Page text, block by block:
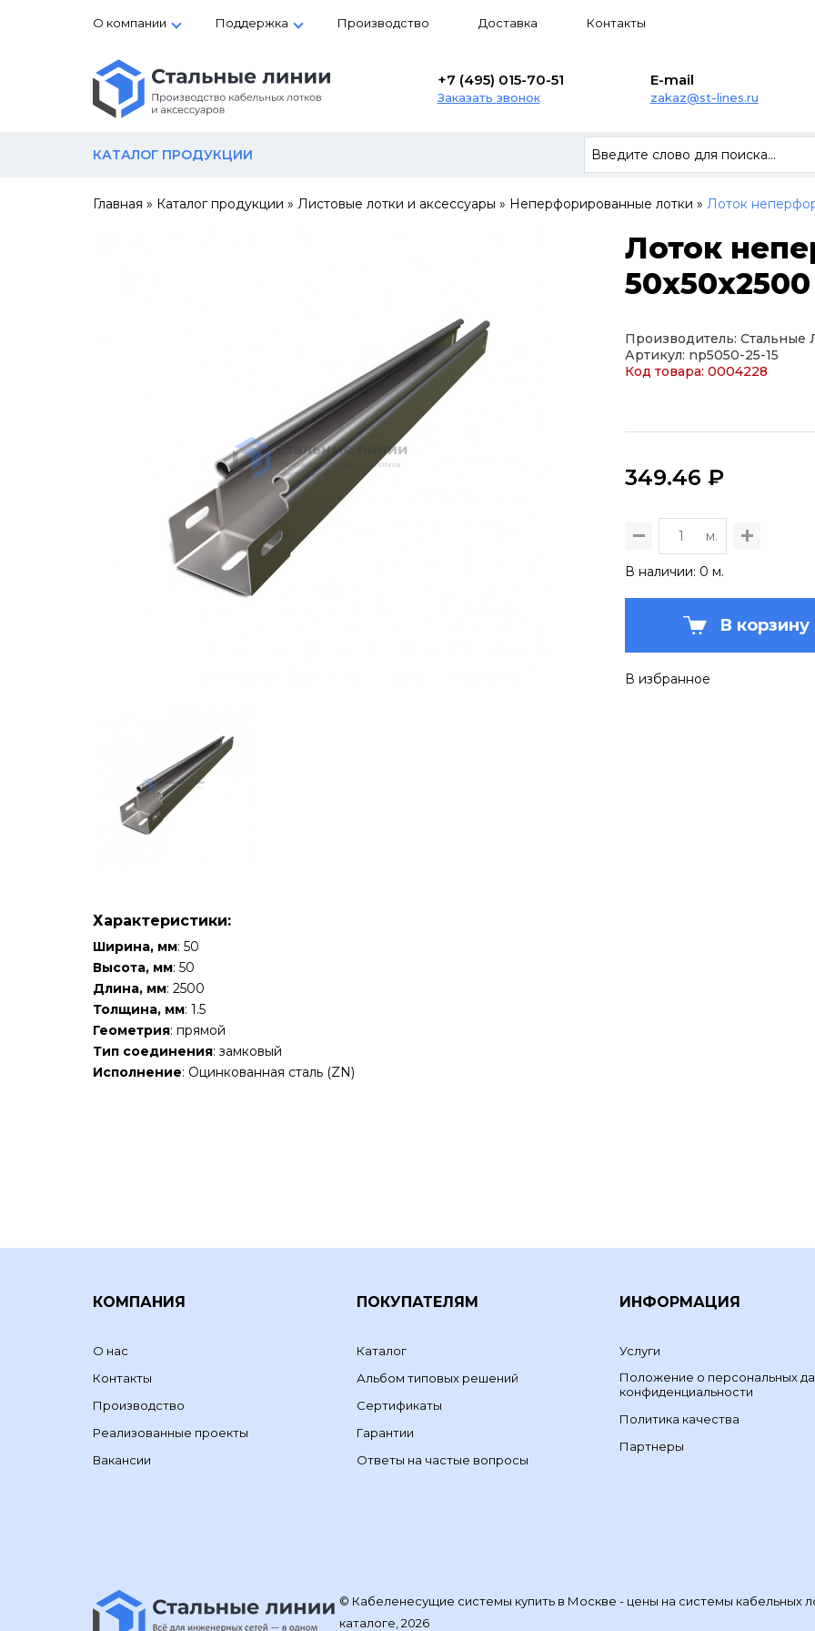
О компании Поддержка Производство Доставка Контакты
+7 (495) 015-70-51
Заказать звонок
E-mail
zakaz@st-lines.ru
КАТАЛОГ ПРОДУКЦИИ
Главная » Каталог продукции » Листовые лотки и аксессуары » Неперфорированные лотки » Лоток
Лоток
50х50х2500
Производитель: Стальные
Артикул: np5050-25-15
Код товара: 0004228
349.46 ₽
м.
В наличии: 0 м.
В корзину
В избранное
Характеристики:
Ширина, мм: 50
Высота, мм: 50
Длина, мм: 2500
Толщина, мм: 1.5
Геометрия: прямой
Тип соединения: замковый
Исполнение: Оцинкованная сталь (ZN)
КОМПАНИЯ
О нас
Контакты
Производство
Реализованные проекты
Вакансии
ПОКУПАТЕЛЯМ
Каталог
Альбом типовых решений
Сертификаты
Гарантии
Ответы на частые вопросы
ИНФОРМАЦИЯ
Услуги
Положение о персональных
конфиденциальности
Политика качества
Партнеры
© Кабеленесущие системы купить в Москве - цены на системы кабельных
каталоге, 2026